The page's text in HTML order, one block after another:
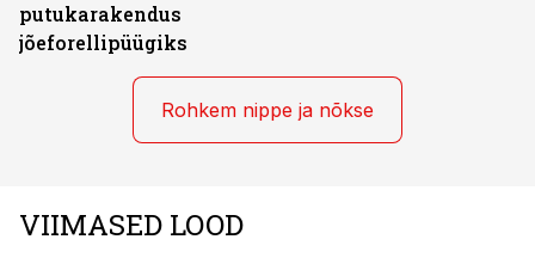
putukarakendus
jõeforellipüügiks
Rohkem nippe ja nõkse
VIIMASED LOOD